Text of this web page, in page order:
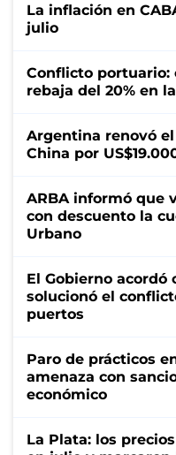
La inflación en
julio
Conflicto portuario:
rebaja del 20% en
Argentina renovó
China por
ARBA informó que
con descuento la
Urbano
El Gobierno acordó
solucionó el
puertos
Paro de prácticos
amenaza con
económico
La Plata: los